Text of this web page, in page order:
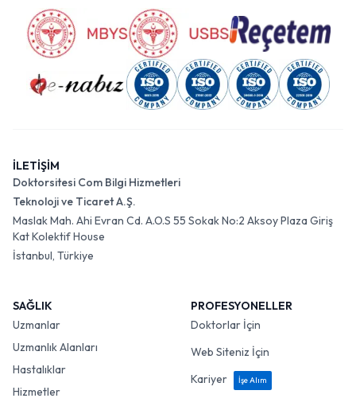
İLETİŞİM
Doktorsitesi Com Bilgi Hizmetleri
Teknoloji ve Ticaret A.Ş.
Maslak Mah. Ahi Evran Cd. A.O.S 55 Sokak No:2 Aksoy Plaza Giriş
Kat Kolektif House
İstanbul, Türkiye
SAĞLIK
Uzmanlar
Uzmanlık Alanları
Hastalıklar
Hizmetler
PROFESYONELLER
Doktorlar İçin
Web Siteniz İçin
Kariyer
İşe Alım